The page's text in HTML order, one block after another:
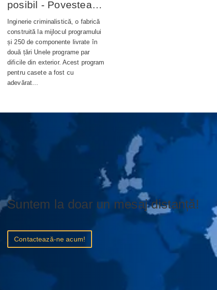
posibil - Povestea
completă din spatele
unui terminal bancar
de autoservire de
nouă generație
Inginerie criminalistică, o fabrică
construită la mijlocul programului
și 250 de componente livrate în
două țări Unele programe par
dificile din exterior. Acest program
pentru casete a fost cu
adevărat…
Suntem la doar un mesaj distanță!
Contactează-ne acum!